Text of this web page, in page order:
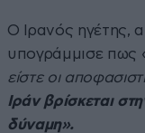
Ο Ιρανός ηγέτης,
υπογράμμισε πως
είστε οι
Ιράν βρίσκεται
δύναμη».